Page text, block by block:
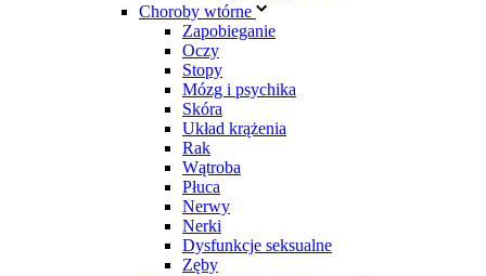
Choroby wtórne
Zapobieganie
Oczy
Stopy
Mózg i psychika
Skóra
Układ krążenia
Rak
Wątroba
Płuca
Nerwy
Nerki
Dysfunkcje seksualne
Zęby